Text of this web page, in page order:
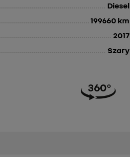
Diesel
199660 km
2017
Szary